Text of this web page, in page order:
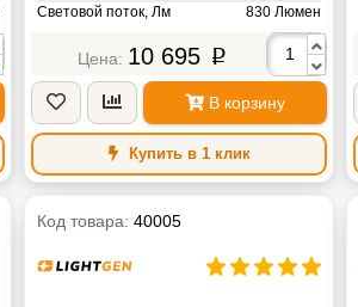
Световой поток, Лм
830 Люмен
4000-4500К (Теплый белый) Кельвин
AC ~220V Вольт
Масса
10 695 p
В корзину
Купить в 1 клик
Код товара: 40005